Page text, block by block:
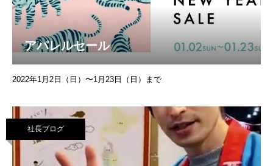
アパレルセール
2022年1月2日（日）〜1月23日（日）まで
社長ブログ